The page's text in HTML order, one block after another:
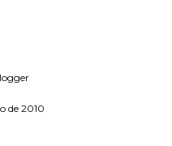
de 2010